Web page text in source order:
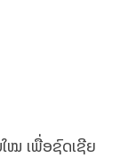
ໃໝ ເພື່ອຊົດ​ເຊີຍ